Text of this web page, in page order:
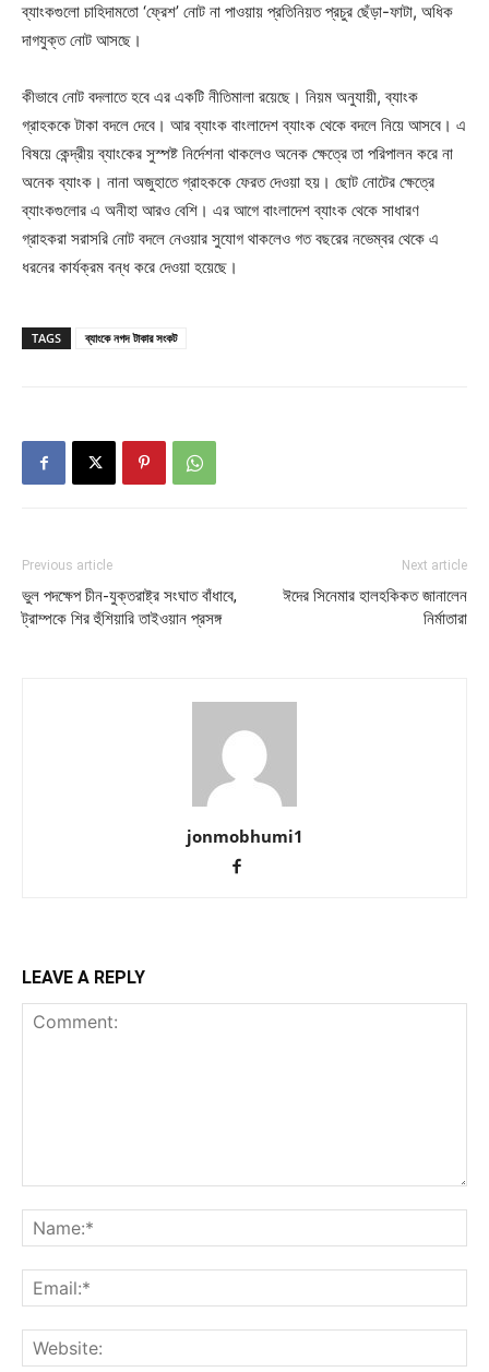
ব্যাংকগুলো চাহিদামতো ‘ফ্রেশ’ নোট না পাওয়ায় প্রতিনিয়ত প্রচুর ছেঁড়া-ফাটা, অধিক
দাগযুক্ত নোট আসছে।
কীভাবে নোট বদলাতে হবে এর একটি নীতিমালা রয়েছে। নিয়ম অনুযায়ী, ব্যাংক
গ্রাহককে টাকা বদলে দেবে। আর ব্যাংক বাংলাদেশ ব্যাংক থেকে বদলে নিয়ে আসবে। এ
বিষয়ে কেন্দ্রীয় ব্যাংকের সুস্পষ্ট নির্দেশনা থাকলেও অনেক ক্ষেত্রে তা পরিপালন করে না
অনেক ব্যাংক। নানা অজুহাতে গ্রাহককে ফেরত দেওয়া হয়। ছোট নোটের ক্ষেত্রে
ব্যাংকগুলোর এ অনীহা আরও বেশি। এর আগে বাংলাদেশ ব্যাংক থেকে সাধারণ
গ্রাহকরা সরাসরি নোট বদলে নেওয়ার সুযোগ থাকলেও গত বছরের নভেম্বর থেকে এ
ধরনের কার্যক্রম বন্ধ করে দেওয়া হয়েছে।
TAGS ব্যাংকে নগদ টাকার সংকট
Previous article
ভুল পদক্ষেপ চীন-যুক্তরাষ্ট্র সংঘাত বাঁধাবে,
ট্রাম্পকে শির হুঁশিয়ারি তাইওয়ান প্রসঙ্গ
Next article
ঈদের সিনেমার হালহকিকত জানালেন
নির্মাতারা
jonmobhumi1
LEAVE A REPLY